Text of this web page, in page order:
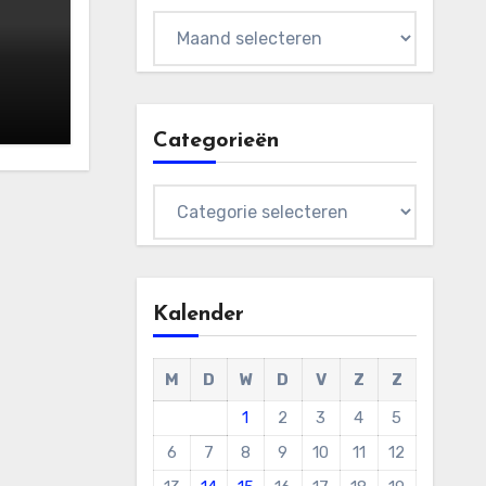
Categorieën
Kalender
M D W D V Z
Z
1
2 3 4
5
6
7 8 9 10 11
12